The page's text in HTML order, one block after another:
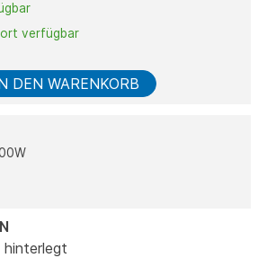
hinterlegt
verfügbar
DEN WARENKORB